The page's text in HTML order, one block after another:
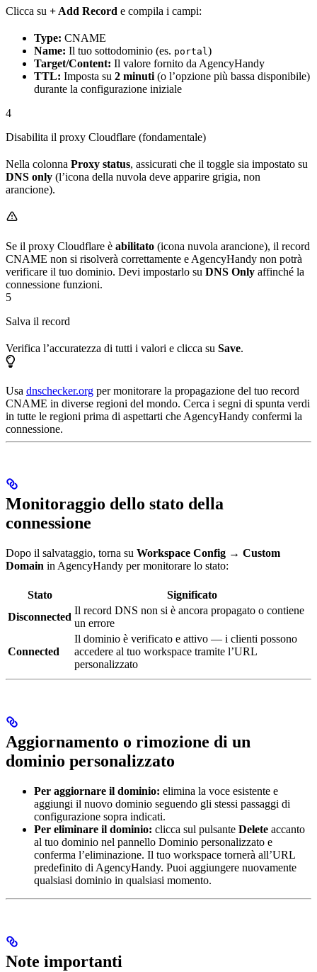
Clicca su + Add Record e compila i campi:
Type: CNAME
Name: Il tuo sottodominio (es. portal )
Target/Content: Il valore fornito da AgencyHandy
TTL: Imposta su 2 minuti (o l’opzione più bassa disponibile)
durante la configurazione iniziale
4
Disabilita il proxy Cloudflare (fondamentale)
Nella colonna Proxy status, assicurati che il toggle sia impostato su
DNS only (l’icona della nuvola deve apparire grigia, non
arancione).
Se il proxy Cloudflare è abilitato (icona nuvola arancione), il record
CNAME non si risolverà correttamente e AgencyHandy non potrà
verificare il tuo dominio. Devi impostarlo su DNS Only affinché la
connessione funzioni.
5
Salva il record
Verifica l’accuratezza di tutti i valori e clicca su Save.
Usa dnschecker.org per monitorare la propagazione del tuo record
CNAME in diverse regioni del mondo. Cerca i segni di spunta verdi
in tutte le regioni prima di aspettarti che AgencyHandy confermi la
connessione.
Monitoraggio dello stato della
connessione
Dopo il salvataggio, torna su Workspace Config → Custom
Domain in AgencyHandy per monitorare lo stato:
Stato
Significato
Disconnected
Il record DNS non si è ancora propagato o contiene
un errore
Connected
Il dominio è verificato e attivo — i clienti possono
accedere al tuo workspace tramite l’URL
personalizzato
Aggiornamento o rimozione di un
dominio personalizzato
Per aggiornare il dominio: elimina la voce esistente e
aggiungi il nuovo dominio seguendo gli stessi passaggi di
configurazione sopra indicati.
Per eliminare il dominio: clicca sul pulsante Delete accanto
al tuo dominio nel pannello Dominio personalizzato e
conferma l’eliminazione. Il tuo workspace tornerà all’URL
predefinito di AgencyHandy. Puoi aggiungere nuovamente
qualsiasi dominio in qualsiasi momento.
Note importanti